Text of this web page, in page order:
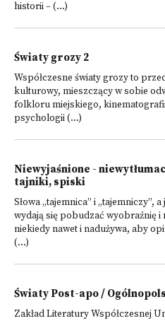
historii – (...)
Światy grozy 2
Współczesne światy grozy to
kulturowy, mieszczący w sobie
folkloru miejskiego,
psychologii (...)
Niewyjaśnione -
tajniki, spiski
Słowa „tajemnica” i „tajemniczy”,
wydają się pobudzać wyobraźnię i
niekiedy nawet i nadużywa, aby
(...)
Światy Post-apo /
Zakład Literatury Współczesnej